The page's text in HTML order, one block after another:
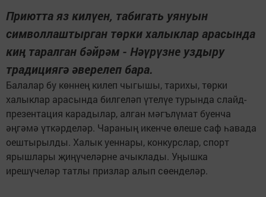
Приютта яз килүен, табигать уянуын
символлаштырган төрки халыклар арасында
киң таралган бәйрәм - Нәүрүзне уздыру
традициягә әверелеп бара.
Балалар бу көннең килеп чыгышы, тарихы, төрки
халыклар арасында билгеләп үтелүе турында слайд-
презентация карадылар, алган мәгълүмат буенча
әңгәмә үткәрделәр. Чараның икенче өлеше саф һавада
оештырылды. Халык уеннары, конкурслар, спорт
ярышлары җиңүчеләрне ачыклады. Уңышка
ирешүчеләр татлы призлар алып сөенделәр.